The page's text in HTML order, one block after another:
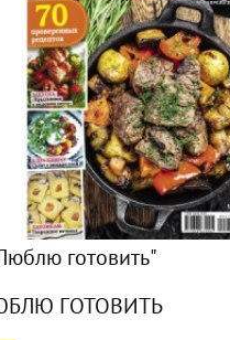
готовить"
ГОТОВИТЬ
на кефире с зеленью,
с огурцами и редисом
кальмарами и крабовыми